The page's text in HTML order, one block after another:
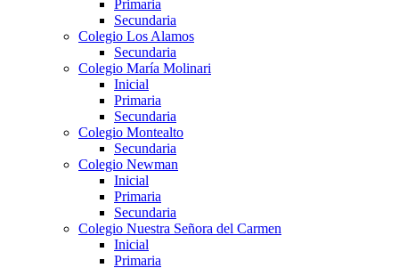
Primaria
Secundaria
Colegio Los Alamos
Secundaria
Colegio María Molinari
Inicial
Primaria
Secundaria
Colegio Montealto
Secundaria
Colegio Newman
Inicial
Primaria
Secundaria
Colegio Nuestra Señora del Carmen
Inicial
Primaria